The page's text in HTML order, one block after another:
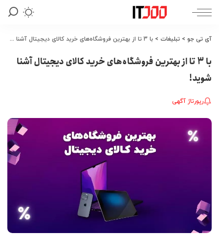
آی تی جو > تبلیغات > با 3 تا از بهترین فروشگاه‌های خرید کالای دیجیتال آشنا شوید!
با 3 تا از بهترین فروشگاه‌های خرید کالای دیجیتال آشنا
شوید!
رپورتاژ آگهی